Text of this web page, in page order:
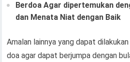
Berdoa Agar dipertemukan
dan Menata Niat dengan Baik
Amalan lainnya yang dapat
doa agar dapat berjumpa dengan